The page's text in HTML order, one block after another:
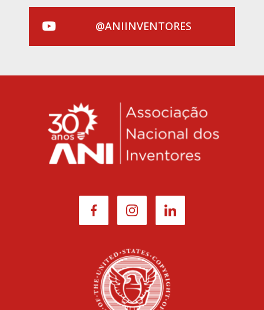
@ANIINVENTORES